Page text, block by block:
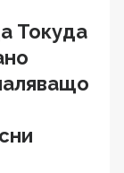
Токуда